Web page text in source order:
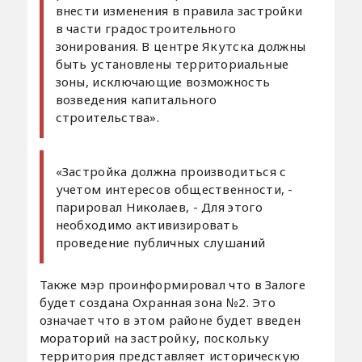
внести изменения в правила застройки
в части градостроительного
зонирования. В центре Якутска должны
быть установлены территориальные
зоны, исключающие возможность
возведения капитального
строительства».
«Застройка должна производиться с
учетом интересов общественности, -
парировал Николаев, - Для этого
необходимо активизировать
проведение публичных слушаний
Также мэр проинформировал что в Залоге
будет создана Охранная зона №2. Это
означает что в этом районе будет введен
мораторий на застройку, поскольку
территория представляет историческую